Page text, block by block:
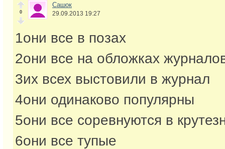
0
Сашок
29.09.2013 19:27
1они все в позах
2они все на обложках
3их всех выстовили в журнал
4они одинаково популярны
5они все соревнуются в
6они все тупые